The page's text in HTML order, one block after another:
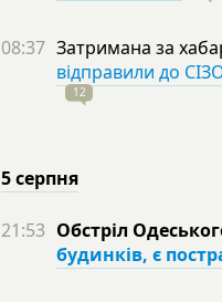
08:37 Затримана за
відправили до
12
5 серпня
21:53 Обстріл
будинків, є